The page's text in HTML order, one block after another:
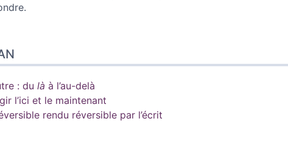
: du là à l’au-delà
l’ici et le maintenant
rendu réversible par l’écrit